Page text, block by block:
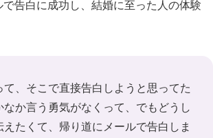
告白に成功し、結婚に至った人の体験
て、そこで直接告白しようと思ってた
か言う勇気がなくって、でもどうし
たくて、帰り道にメールで告白しま